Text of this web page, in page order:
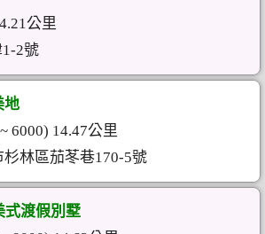
公里
2號
地
6000) 14.47公里
杉林區茄苳巷170-5號
式渡假別墅